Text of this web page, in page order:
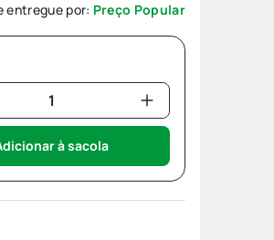
entregue por: Preço Popular
à sacola